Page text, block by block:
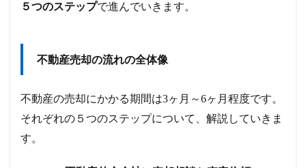
５つのステップで進んでいきます。
不動産売却の流れの全体像
不動産の売却にかかる期間は3ヶ月～6ヶ月程度です。
それぞれの５つのステップについて、解説していきま
す。